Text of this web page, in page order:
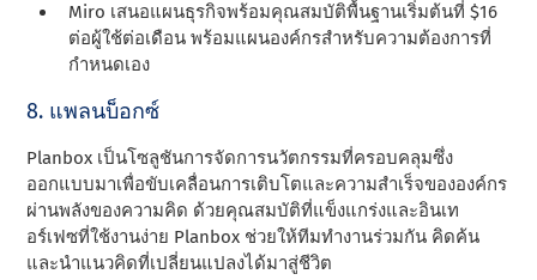
Miro เสนอแผนธุรกิจพร้อมคุณสมบัติพื้นฐานเริ่มต้นที่ $16
ต่อผู้ใช้ต่อเดือน พร้อมแผนองค์กรสําหรับความต้องการที่
กําหนดเอง
8. แพลนบ็อกซ์
Planbox เป็นโซลูชันการจัดการนวัตกรรมที่ครอบคลุมซึ่ง
ออกแบบมาเพื่อขับเคลื่อนการเติบโตและความสําเร็จขององค์กร
ผ่านพลังของความคิด ด้วยคุณสมบัติที่แข็งแกร่งและอินเท
อร์เฟซที่ใช้งานง่าย Planbox ช่วยให้ทีมทํางานร่วมกัน คิดค้น
และนําแนวคิดที่เปลี่ยนแปลงได้มาสู่ชีวิต